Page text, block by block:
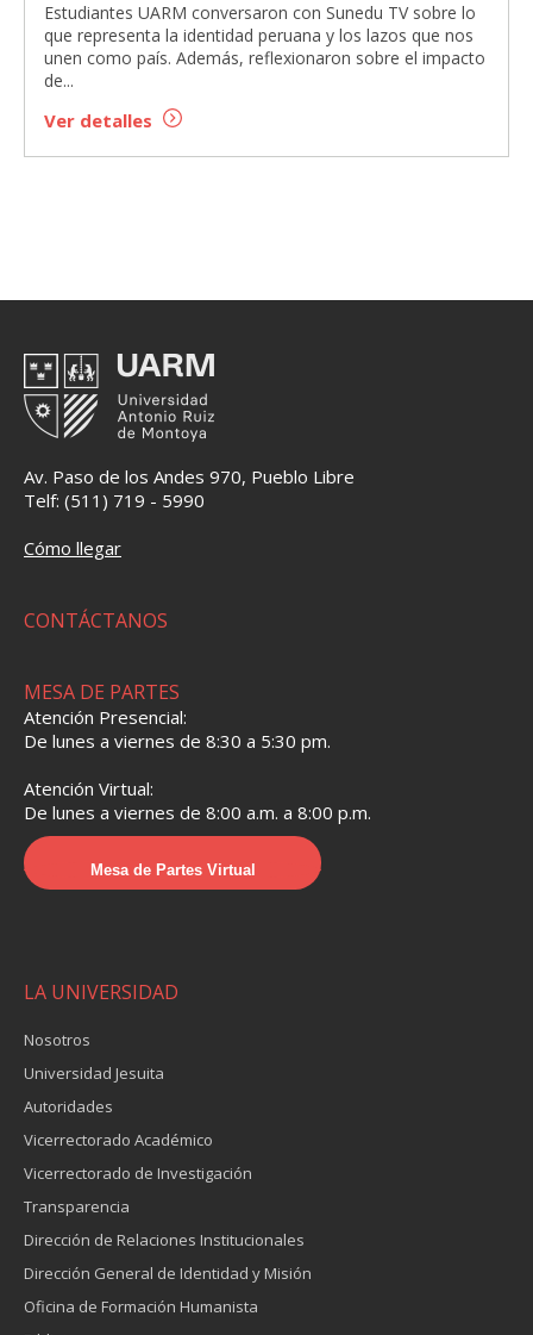
Estudiantes UARM conversaron con Sunedu TV sobre lo
que representa la identidad peruana y los lazos que nos
unen como país. Además, reflexionaron sobre el impacto
de...
Ver detalles
Av. Paso de los Andes 970, Pueblo Libre
Telf: (511) 719 - 5990
Cómo llegar
CONTÁCTANOS
MESA DE PARTES
Atención Presencial:
De lunes a viernes de 8:30 a 5:30 pm.
Atención Virtual:
De lunes a viernes de 8:00 a.m. a 8:00 p.m.
Mesa de Partes Virtual
LA UNIVERSIDAD
Nosotros
Universidad Jesuita
Autoridades
Vicerrectorado Académico
Vicerrectorado de Investigación
Transparencia
Dirección de Relaciones Institucionales
Dirección General de Identidad y Misión
Oficina de Formación Humanista